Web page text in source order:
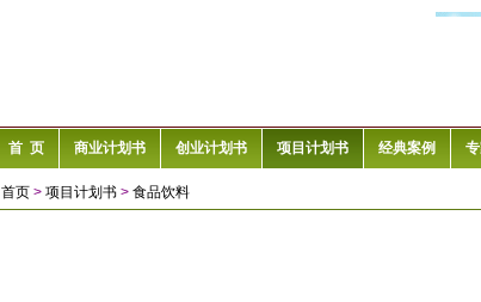
首 页
商业计划书 创业计划书 项目计划书 经典案例
首页 > 项目计划书 > 食品饮料